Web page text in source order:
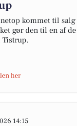
netop kommet til
gør den til en af
her
14:15